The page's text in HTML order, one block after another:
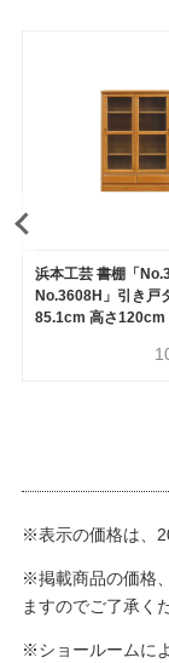
浜本工芸 書棚「
No.3608H」引き戸
85.1cm 高さ120cm
※表示の価格は、
※掲載商品の価格
ますのでご了承く
※ショールームに